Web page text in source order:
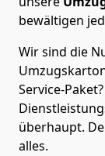
bewältigen
Wir sind die
Service-
überhaupt.
alles.